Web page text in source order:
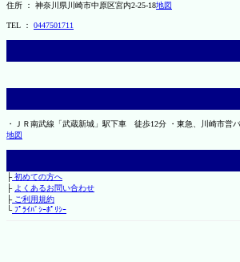
住所 ： 神奈川県川崎市中原区宮内2-25-18地図
TEL ： 0447501711
・ＪＲ南武線「武蔵新城」駅下車 徒歩12分 ・東急、川崎市
地図
├初めての方へ
├ よくあるお問い合わせ
├ご利用規約
└ﾌﾟﾗｲﾊﾞｼｰﾎﾟﾘｼｰ